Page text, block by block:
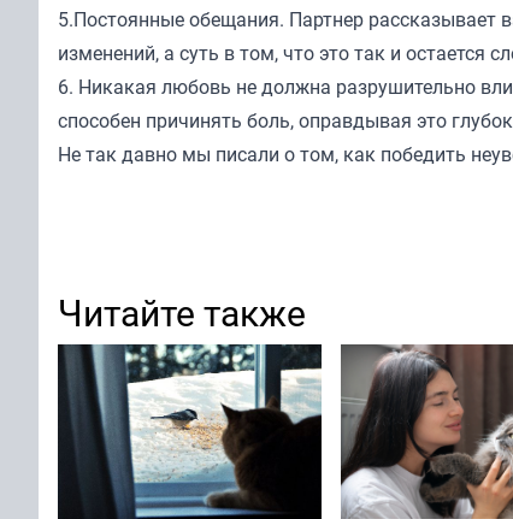
5.Постоянные обещания. Партнер рассказывает
изменений, а суть в том, что это так и остается
6. Никакая любовь не должна разрушительно
способен причинять боль, оправдывая это
Не так давно мы писали о том, как победить
Читайте также